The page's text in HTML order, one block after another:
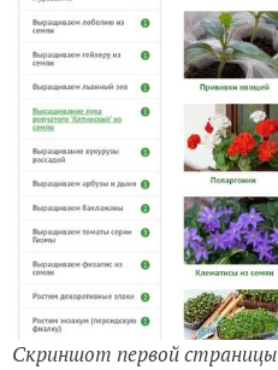
Скриншот первой страницы